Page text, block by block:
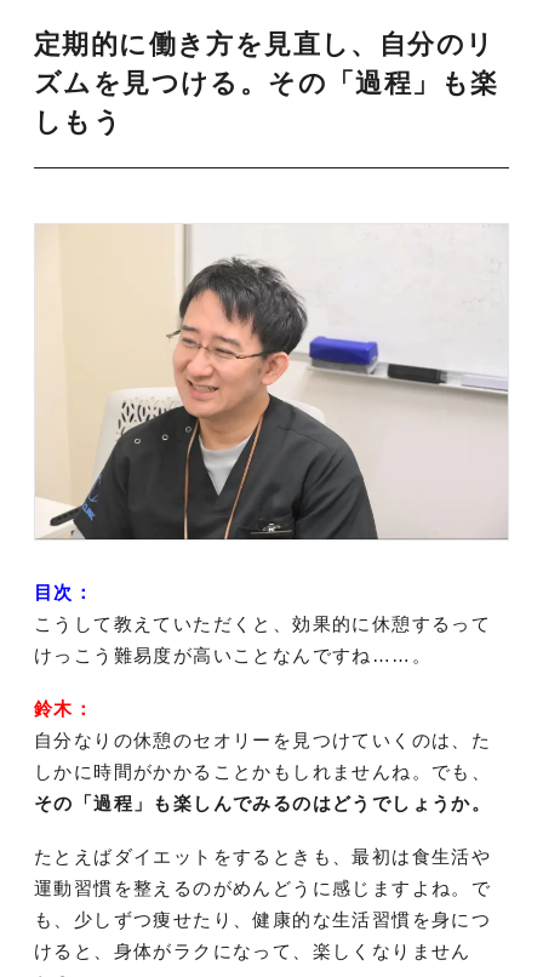
定期的に働き方を見直し、自分のリ
ズムを見つける。その「過程」も楽
しもう
目次：
こうして教えていただくと、効果的に休憩するって
けっこう難易度が高いことなんですね……。
鈴木：
自分なりの休憩のセオリーを見つけていくのは、た
しかに時間がかかることかもしれませんね。でも、
その「過程」も楽しんでみるのはどうでしょうか。
たとえばダイエットをするときも、最初は食生活や
運動習慣を整えるのがめんどうに感じますよね。で
も、少しずつ痩せたり、健康的な生活習慣を身につ
けると、身体がラクになって、楽しくなりません